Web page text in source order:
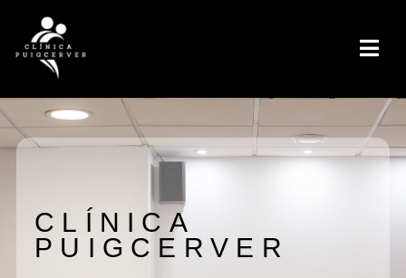
CLÍNICA
PUIGCERVER